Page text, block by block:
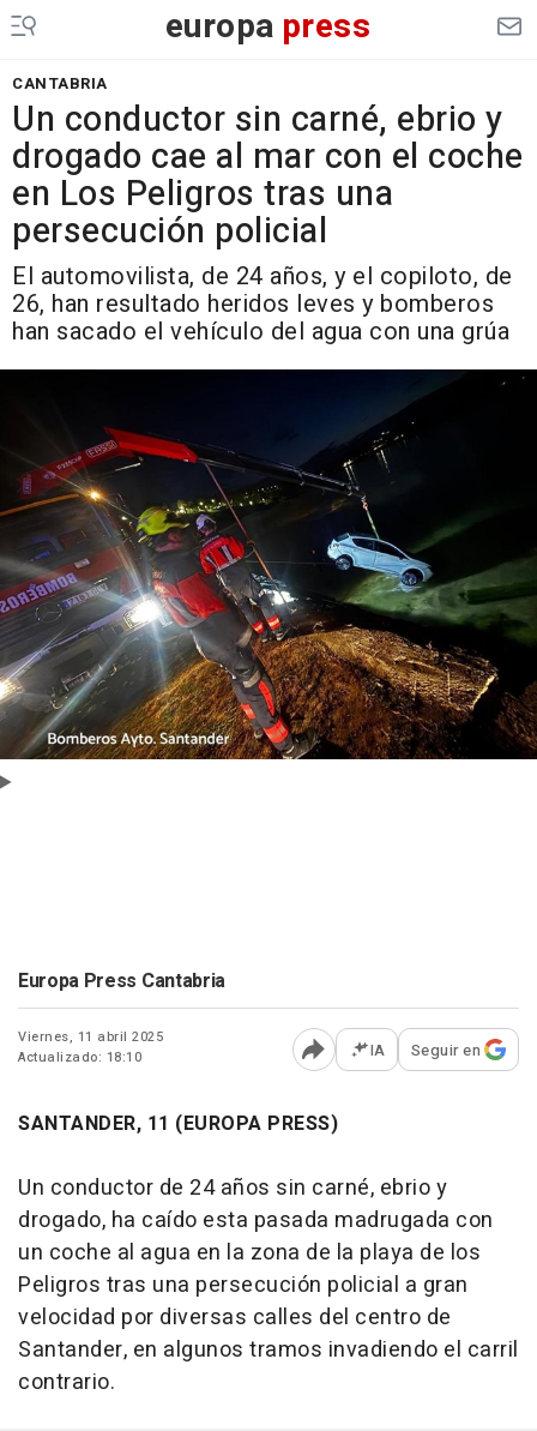
europa press
CANTABRIA
Un conductor sin carné, ebrio y
drogado cae al mar con el coche
en Los Peligros tras una
persecución policial
El automovilista, de 24 años, y el copiloto, de
26, han resultado heridos leves y bomberos
han sacado el vehículo del agua con una grúa
Europa Press Cantabria
Viernes, 11 abril 2025
Actualizado: 18:10
Abrir opciones para
IA Seguir en
SANTANDER, 11 (EUROPA PRESS)
Un conductor de 24 años sin carné, ebrio y
drogado, ha caído esta pasada madrugada con
un coche al agua en la zona de la playa de los
Peligros tras una persecución policial a gran
velocidad por diversas calles del centro de
Santander, en algunos tramos invadiendo el carril
contrario.